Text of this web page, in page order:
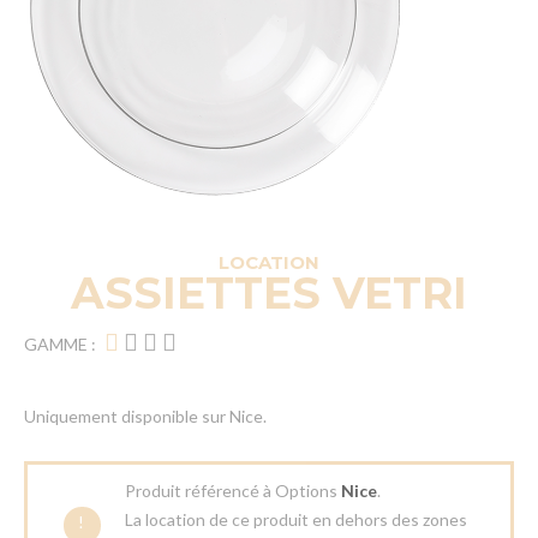
LOCATION
ASSIETTES VETRI
GAMME :
Uniquement disponible sur Nice.
!
Produit référencé à Options Nice.
La location de ce produit en dehors des zones